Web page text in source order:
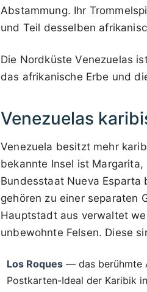
Abstammung. Ihr
und Teil desselben
Die Nordküste Venezuelas
das afrikanische Erbe und
Venezuelas
Venezuela besitzt mehr
bekannte Insel ist
Bundesstaat Nueva
gehören zu einer separaten
Hauptstadt aus verwaltet
unbewohnte Felsen. Diese
Los Roques — das berühmte
Postkarten-Ideal der Karibik